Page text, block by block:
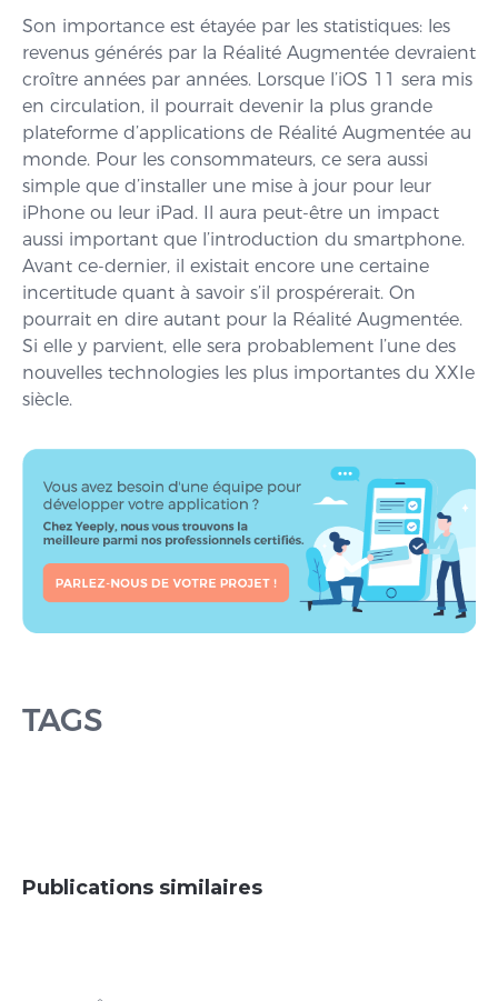
Son importance est étayée par les statistiques: les
revenus générés par la Réalité Augmentée devraient
croître années par années. Lorsque l’iOS 11 sera mis
en circulation, il pourrait devenir la plus grande
plateforme d’applications de Réalité Augmentée au
monde. Pour les consommateurs, ce sera aussi
simple que d’installer une mise à jour pour leur
iPhone ou leur iPad. Il aura peut-être un impact
aussi important que l’introduction du smartphone.
Avant ce-dernier, il existait encore une certaine
incertitude quant à savoir s’il prospérerait. On
pourrait en dire autant pour la Réalité Augmentée.
Si elle y parvient, elle sera probablement l’une des
nouvelles technologies les plus importantes du XXIe
siècle.
TAGS
Publications similaires